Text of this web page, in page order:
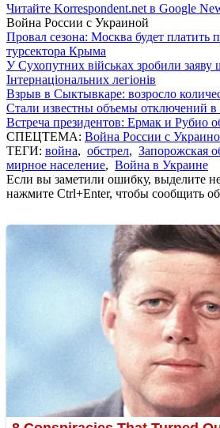
Читайте Korrespondent.net в Google
Война России с Украиной
Провал сезона: Москва будет платить
турсектора Крыма
У Сухопутних військах зробили заяву
Інтернаціональних легіонів
Взрыв в Сыктывкаре: возросло
Стали известны объемы отключений в
Встреча президентов: Ермак и Рубио
СПЕЦТЕМА: Война России с
ТЕГИ: война, обстрел, Запорожская
мирное население, Война в Украине
Если вы заметили ошибку, выделите
нажмите Ctrl+Enter, чтобы сообщить